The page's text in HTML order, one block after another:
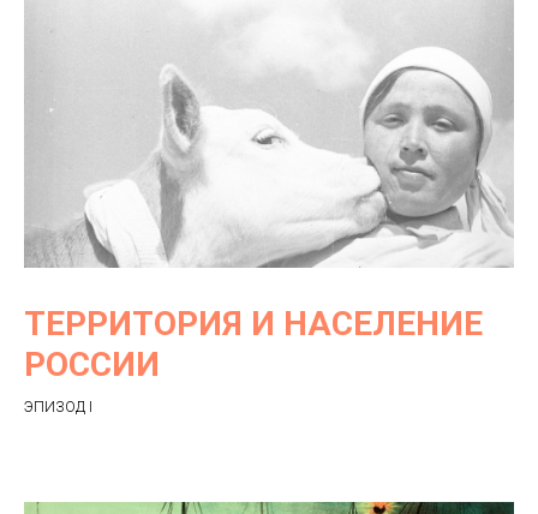
ТЕРРИТОРИЯ И НАСЕЛЕНИЕ
РОССИИ
ЭПИЗОД I